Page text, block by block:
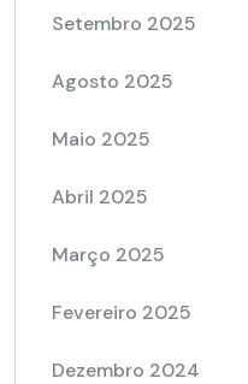
Setembro 2025
Agosto 2025
Maio 2025
Abril 2025
Março 2025
Fevereiro 2025
Dezembro 2024